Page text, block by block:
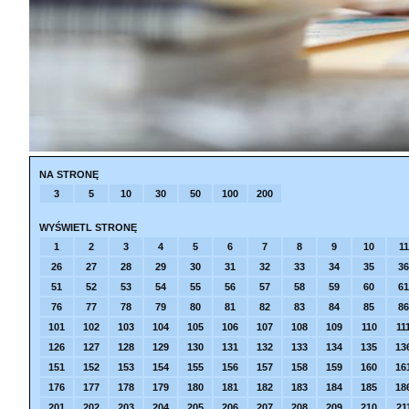
NA STRONĘ
3
5 10 30 50 100 200
WYŚWIETL STRONĘ
1
2 3 4 5 6 7 8 9 10
11
26
27 28 29 30 31 32 33 34 35
36
51
52 53 54 55 56 57 58 59 60
61
76
77 78 79 80 81 82 83 84 85
86
101
102 103 104 105 106 107 108 109 110
126
127 128 129 130 131 132 133 134 135
151
152 153 154 155 156 157 158 159 160
176
177 178 179 180 181 182 183 184 185
201
202 203 204 205 206 207 208 209 210